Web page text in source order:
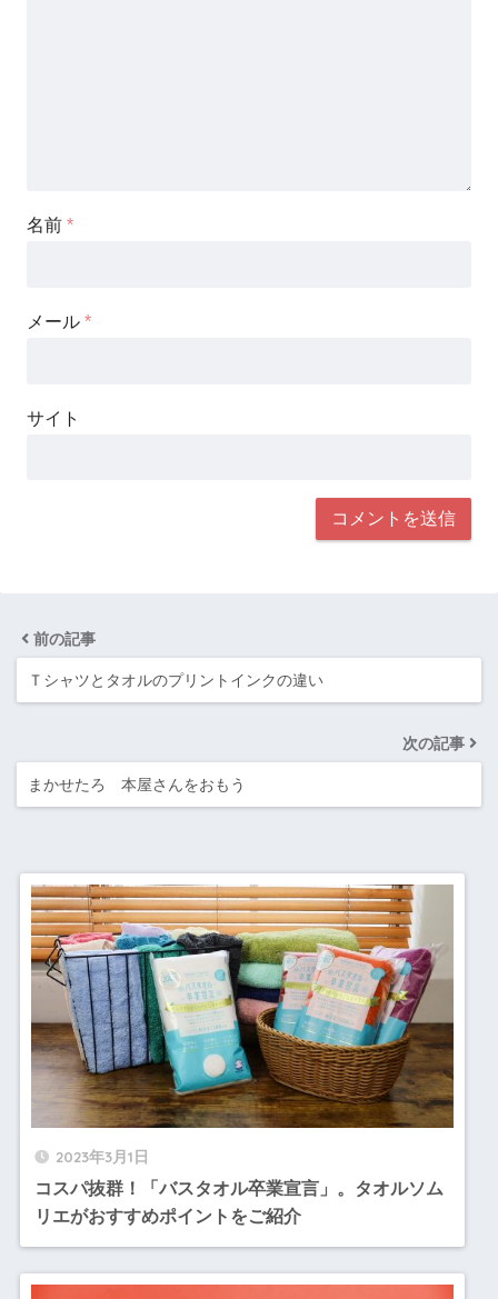
名前 *
メール *
サイト
前の記事
Ｔシャツとタオルのプリントインクの違い
次の記事
まかせたろ 本屋さんをおもう
2023年3月1日
コスパ抜群！「バスタオル卒業宣言」。タオルソム
リエがおすすめポイントをご紹介